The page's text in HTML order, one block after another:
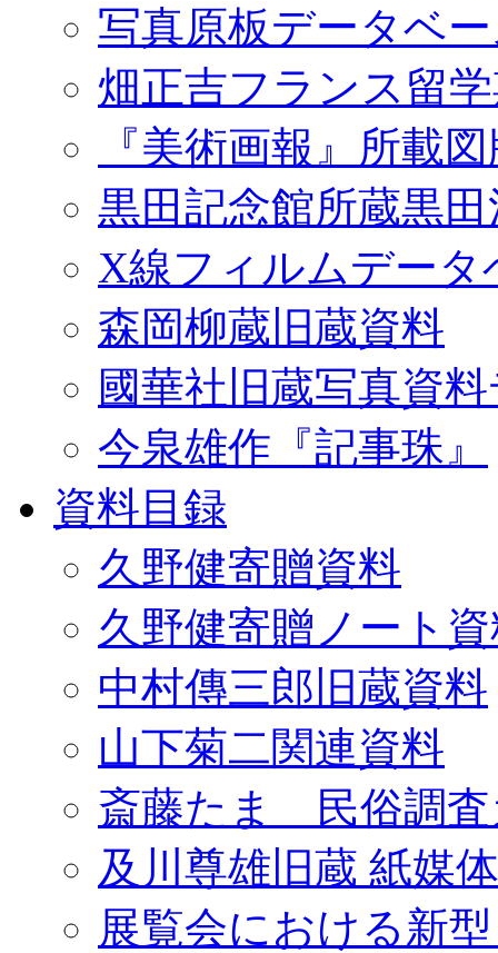
写真原板データベ
畑正吉フランス留
『美術画報』所載
黒田記念館所蔵黒
X線フィルムデータ
森岡柳蔵旧蔵資料
國華社旧蔵写真資
今泉雄作『記事珠』
資料目録
久野健寄贈資料
久野健寄贈ノート
中村傳三郎旧蔵資料
山下菊二関連資料
斎藤たま 民俗調査
及川尊雄旧蔵 紙媒
展覧会における新